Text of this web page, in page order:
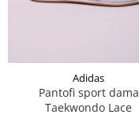
Adidas
Pantofi sport dama
Taekwondo Lace